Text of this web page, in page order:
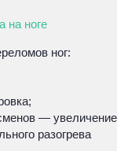
на ноге
ног:
— увеличение
разогрева